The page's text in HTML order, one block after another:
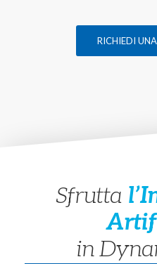
RICHIEDI
Sfrutta
in